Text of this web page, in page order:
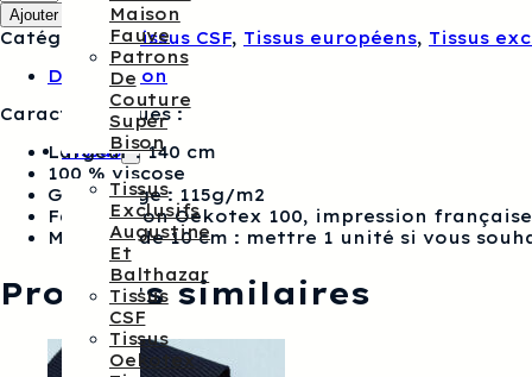
Maison
Fauve
Patrons
De
Couture
Super
Bison
Tissus
Tissus
Exclusifs
Augustine
Et
Balthazar
Tissus
CSF
Tissus
Oekotex
Viscose
indienne
vert
Augustine
et
Balthazar
Ajouter au panier
Catégories :Tissus CSF, Tissus européens, Tissus
Description
Caractéristiques :
Largeur : 140 cm
100 % viscose
Grammage : 115g/m2
Fabrication Oekotex 100, impression
Multiple de 10 cm : mettre 1 unité si vous
Produits similaires